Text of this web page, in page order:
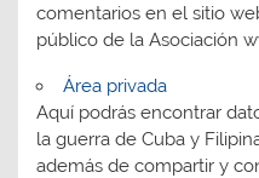
comentarios en el sitio
público de la Asociación
Área privada
Aquí podrás encontrar
la guerra de Cuba y
además de compartir y